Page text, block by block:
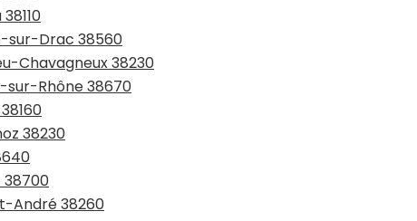
sur-Drac 38560
Chavagneux 38230
sur-Rhône 38670
38230
38700
André 38260